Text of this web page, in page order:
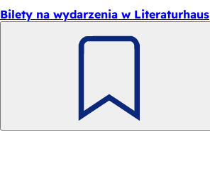
Bilety na wydarzenia w Literaturhaus